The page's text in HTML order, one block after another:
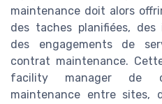
maintenance doit alors
des taches planifiées,
des engagements de
contrat maintenance.
facility manager de
maintenance entre sites,